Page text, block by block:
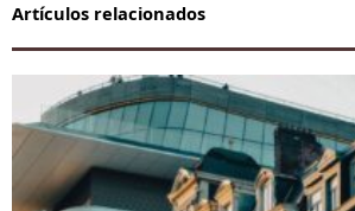
Artículos relacionados